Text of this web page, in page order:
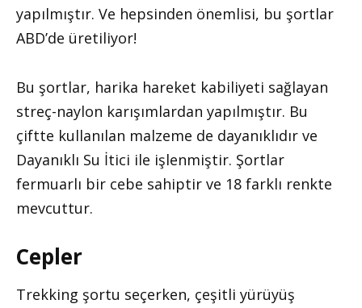
yapılmıştır. Ve hepsinden önemlisi, bu şortlar
ABD’de üretiliyor!
Bu şortlar, harika hareket kabiliyeti sağlayan
streç-naylon karışımlardan yapılmıştır. Bu
çiftte kullanılan malzeme de dayanıklıdır ve
Dayanıklı Su İtici ile işlenmiştir. Şortlar
fermuarlı bir cebe sahiptir ve 18 farklı renkte
mevcuttur.
Cepler
Trekking şortu seçerken, çeşitli yürüyüş